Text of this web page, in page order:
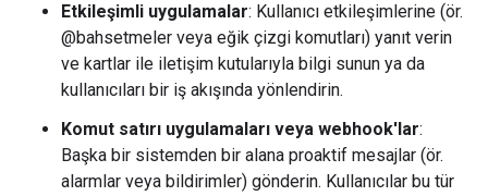
Etkileşimli uygulamalar: Kullanıcı etkileşimlerine (ör.
@bahsetmeler veya eğik çizgi komutları) yanıt verin
ve kartlar ile iletişim kutularıyla bilgi sunun ya da
kullanıcıları bir iş akışında yönlendirin.
Komut satırı uygulamaları veya webhook'lar:
Başka bir sistemden bir alana proaktif mesajlar (ör.
alarmlar veya bildirimler) gönderin. Kullanıcılar bu tür